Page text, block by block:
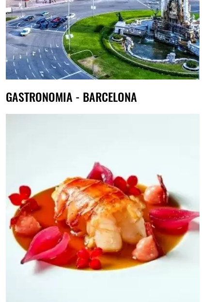
GASTRONOMIA - BARCELONA